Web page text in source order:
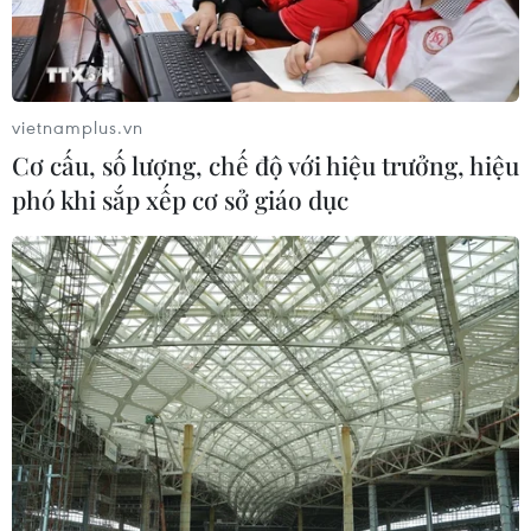
Đắk Lắk: Án phạt nghiêm minh với
đối tượng phá hoại đoàn kết dân tộc
05/08/2026 09:58
Hà Nội xét xử ổ nhóm 50 đối tượng tổ
chức sử dụng ma túy trong quán
karaoke
05/08/2026 09:38
Khởi tố người đàn ông xịt vòi cao áp
vào thợ tháo dỡ nhà sát vách
05/08/2026 09:23
vietnamplus.vn
Cơ cấu, số lượng, chế độ với hiệu trưởng, hiệu
phó khi sắp xếp cơ sở giáo dục